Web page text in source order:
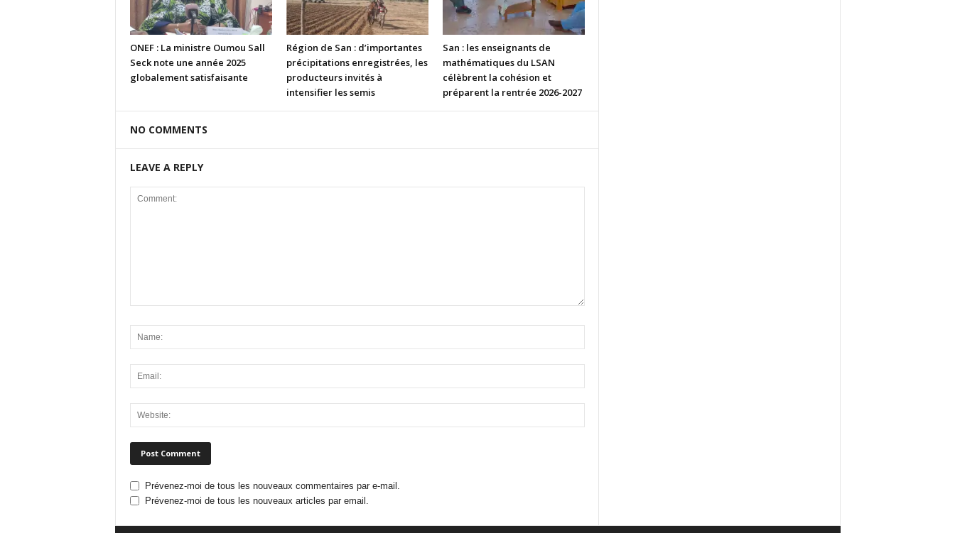
ONEF : La ministre Oumou Sall
Seck note une année 2025
globalement satisfaisante
Région de San : d’importantes
précipitations enregistrées, les
producteurs invités à
intensifier les semis
San : les enseignants de
mathématiques du LSAN
célèbrent la cohésion et
préparent la rentrée 2026-2027
NO COMMENTS
LEAVE A REPLY
Prévenez-moi de tous les nouveaux commentaires par e-mail.
Prévenez-moi de tous les nouveaux articles par email.